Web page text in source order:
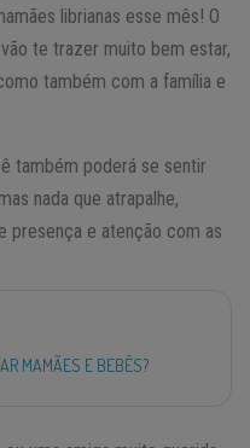
librianas esse mês! O
te trazer muito bem estar,
também com a família e
também poderá se sentir
nada que atrapalhe,
presença e atenção com as
MAMÃES E BEBÊS?